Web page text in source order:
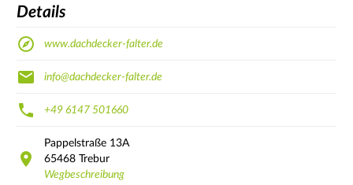
Details
www.dachdecker-falter.de
info@dachdecker-falter.de
+49 6147 501660
Pappelstraße 13A
65468 Trebur
Wegbeschreibung